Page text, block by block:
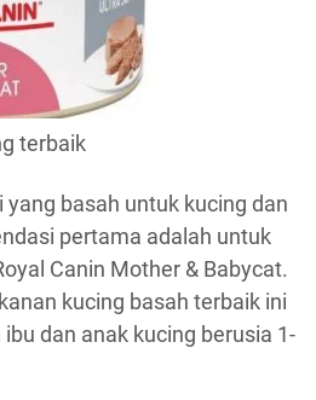
terbaik
basah untuk kucing dan
pertama adalah untuk
Canin Mother & Babycat.
kucing basah terbaik ini
dan anak kucing berusia 1-